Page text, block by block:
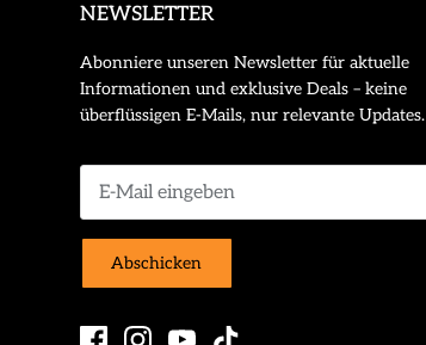
NEWSLETTER
Abonniere unseren Newsletter für aktuelle
Informationen und exklusive Deals – keine
überflüssigen E-Mails, nur relevante Updates.
Abschicken